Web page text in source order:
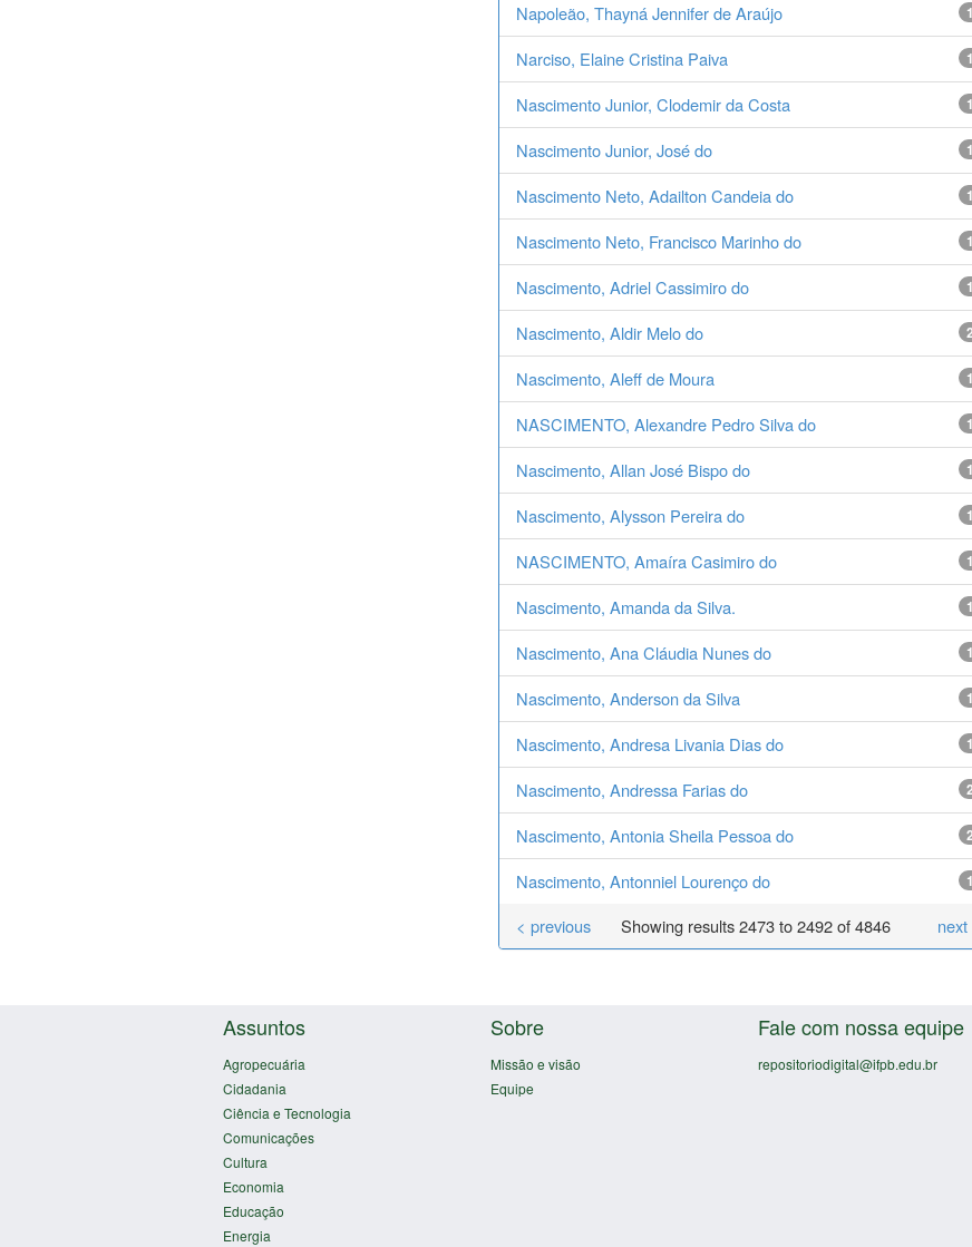
Napoleão, Thayná Jennifer de Araújo
1
Narciso, Elaine Cristina Paiva 1
Nascimento Junior, Clodemir da Costa 1
Nascimento Junior, José do 1
Nascimento Neto, Adailton Candeia do 1
Nascimento Neto, Francisco Marinho do 1
Nascimento, Adriel Cassimiro do 1
Nascimento, Aldir Melo do 2
Nascimento, Aleff de Moura 1
NASCIMENTO, Alexandre Pedro Silva do 1
Nascimento, Allan José Bispo do 1
Nascimento, Alysson Pereira do 1
NASCIMENTO, Amaíra Casimiro do 1
Nascimento, Amanda da Silva. 1
Nascimento, Ana Cláudia Nunes do 1
Nascimento, Anderson da Silva 1
Nascimento, Andresa Livania Dias do 1
Nascimento, Andressa Farias do 2
Nascimento, Antonia Sheila Pessoa do 2
Nascimento, Antonniel Lourenço do 1
Showing results 2473 to 2492 of 4846
< previous next
Assuntos
Agropecuária
Cidadania
Ciência e Tecnologia
Comunicações
Cultura
Economia
Educação
Energia
Sobre
Missão e visão
Equipe
Fale com nossa equipe
repositoriodigital@ifpb.edu.br